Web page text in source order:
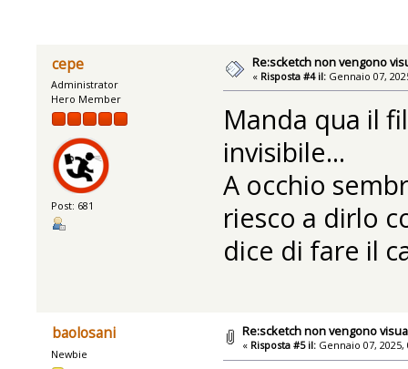
cepe
Administrator
Hero Member
Post: 681
Re:scketch non vengono
« Risposta #4 il: Gennaio 07,
Manda qua il
invisibile...
A occhio
riesco a dirlo
dice di fare il
baolosani
Newbie
Re:scketch non vengono
« Risposta #5 il: Gennaio 07, 2025,